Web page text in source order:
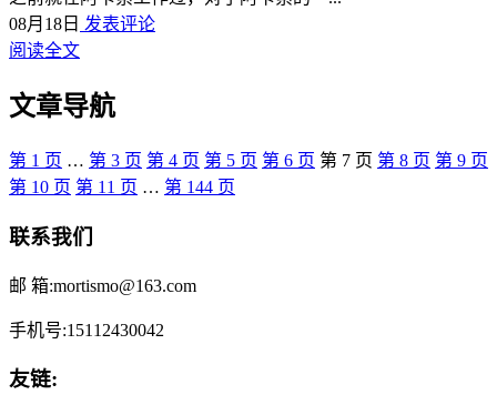
08月18日 发表评论
阅读全文
文章导航
第 1 页 … 第 3 页 第 4 页 第 5 页 第 6 页 第 7 页 第 8 页 第 9 页
第 10 页 第 11 页 … 第 144 页
联系我们
邮 箱:mortismo@163.com
手机号:15112430042
友链: